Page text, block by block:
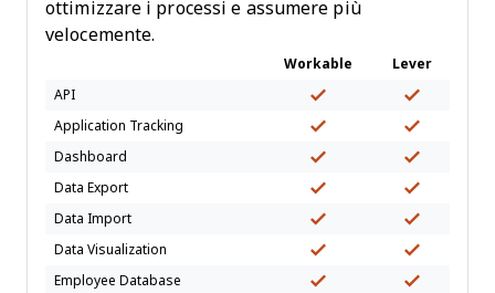
ottimizzare i processi e assumere più
velocemente.
Workable
Lever
API
Application Tracking
Dashboard
Data Export
Data Import
Data Visualization
Employee Database